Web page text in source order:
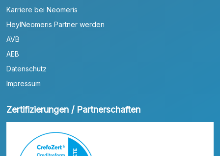
Karriere bei Neomeris
HeylNeomeris Partner werden
AVB
AEB
Datenschutz
Impressum
Zertifizierungen / Partnerschaften